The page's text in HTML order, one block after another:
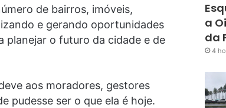
de bairros, imóveis,
e gerando oportunidades
planejar o futuro da cidade e de
aos moradores, gestores
pudesse ser o que ela é hoje.
a
da
4